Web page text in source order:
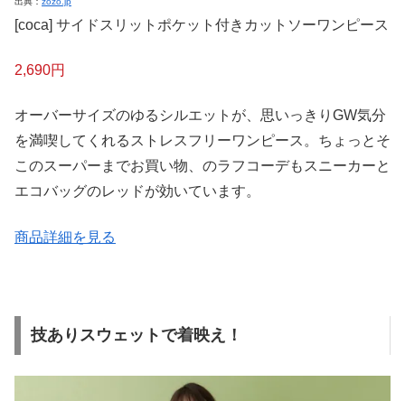
[coca] サイドスリットポケット付きカットソーワンピース
2,690円
オーバーサイズのゆるシルエットが、思いっきりGW気分
を満喫してくれるストレスフリーワンピース。ちょっとそ
このスーパーまでお買い物、のラフコーデもスニーカーと
エコバッグのレッドが効いています。
商品詳細を見る
技ありスウェットで着映え！